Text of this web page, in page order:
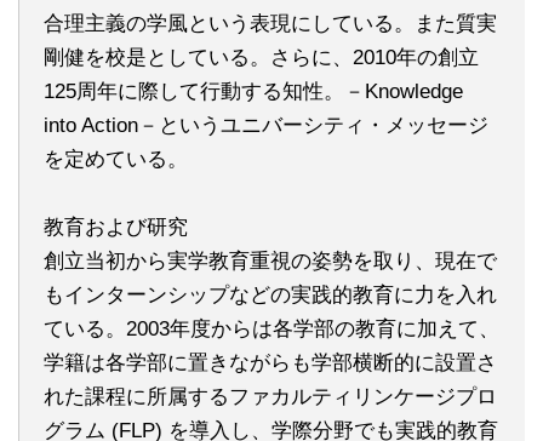
合理主義の学風という表現にしている。また質実
剛健を校是としている。さらに、2010年の創立
125周年に際して行動する知性。－Knowledge
into Action－というユニバーシティ・メッセージ
を定めている。
教育および研究
創立当初から実学教育重視の姿勢を取り、現在で
もインターンシップなどの実践的教育に力を入れ
ている。2003年度からは各学部の教育に加えて、
学籍は各学部に置きながらも学部横断的に設置さ
れた課程に所属するファカルティリンケージプロ
グラム (FLP) を導入し、学際分野でも実践的教育